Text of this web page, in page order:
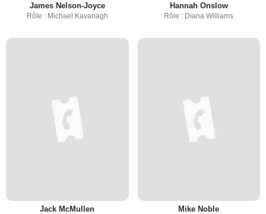
James Nelson-Joyce
Rôle : Michael Kavanagh
Hannah Onslow
Rôle : Diana Williams
Jack McMullen Mike Noble